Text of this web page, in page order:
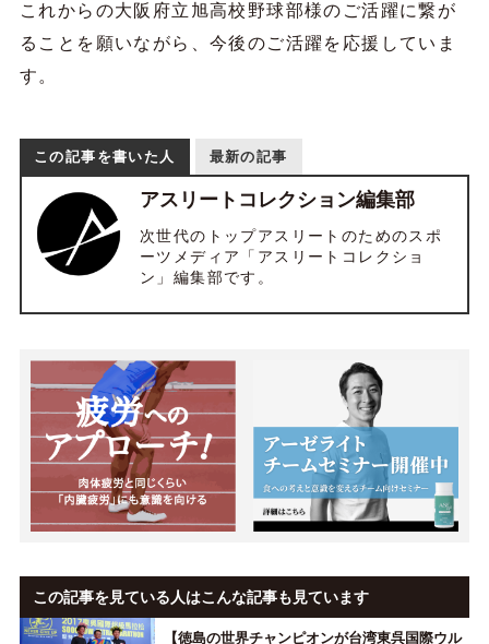
これからの大阪府立旭高校野球部様のご活躍に繋が
ることを願いながら、今後のご活躍を応援していま
す。
この記事を書いた人 最新の記事
アスリートコレクション編集部
次世代のトップアスリートのためのスポ
ーツメディア「アスリートコレクショ
ン」編集部です。
この記事を見ている人はこんな記事も見ています
【徳島の世界チャンピオンが台湾東呉国際ウル